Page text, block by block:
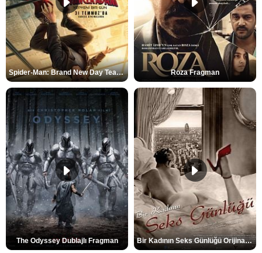
Spider-Man: Brand New Day Teaser Roza Fragman
The Odyssey Dublajlı Fragman Bir Kadının Seks Günlüğü Orijinal Fragman